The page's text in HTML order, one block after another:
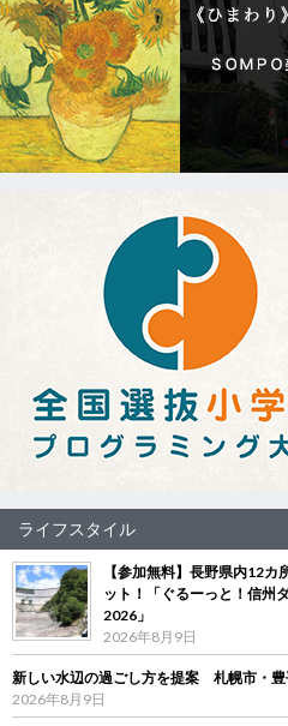
ライフスタイル
【参加無料】長野県内12
ット！「ぐるーっと！信
2026」
2026年8月9日
新しい水辺の過ごし方を提案 札幌市・
2026年8月9日